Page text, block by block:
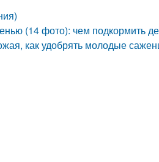
(14 фото): чем подкормить
как удобрять молодые